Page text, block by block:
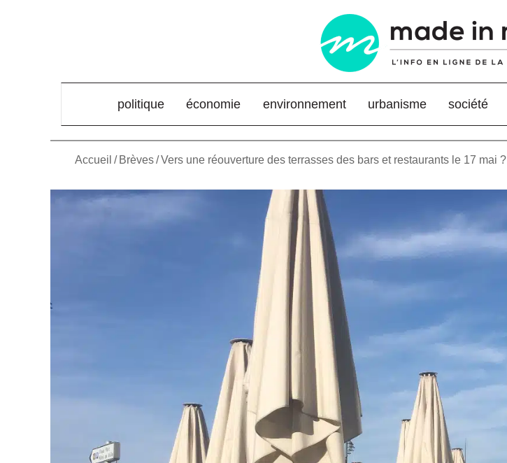
élément de menu
politique économie environnement urbanisme société
Accueil / Brèves/Vers une réouverture des terrasses des bars et restaurants le 17 mai ?